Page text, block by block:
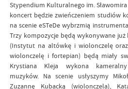
Stypendium Kulturalnego im.
koncert będzie zwieńczeniem studiów
na scenie eSTeDe wybrzmią
Trzy kompozycje będą wykonywane
(Instytut na altówkę i wiolonczelę
wiolonczelę i fortepian) będą miały
Krystiana Kleja wykona
muzyków. Na scenie usłyszymy
Zuzannę Kubacką (wiolonczela),